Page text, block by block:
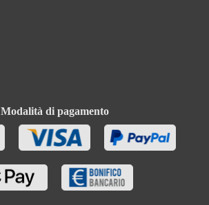
Modalità di pagamento